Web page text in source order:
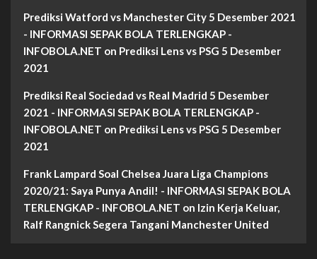
Prediksi Watford vs Manchester City 5 Desember 2021
- INFORMASI SEPAK BOLA TERLENGKAP -
INFOBOLA.NET on Prediksi Lens vs PSG 5 Desember
2021
Prediksi Real Sociedad vs Real Madrid 5 Desember
2021 - INFORMASI SEPAK BOLA TERLENGKAP -
INFOBOLA.NET on Prediksi Lens vs PSG 5 Desember
2021
Frank Lampard Soal Chelsea Juara Liga Champions
2020/21: Saya Punya Andil! - INFORMASI SEPAK BOLA
TERLENGKAP - INFOBOLA.NET on Izin Kerja Keluar,
Ralf Rangnick Segera Tangani Manchester United